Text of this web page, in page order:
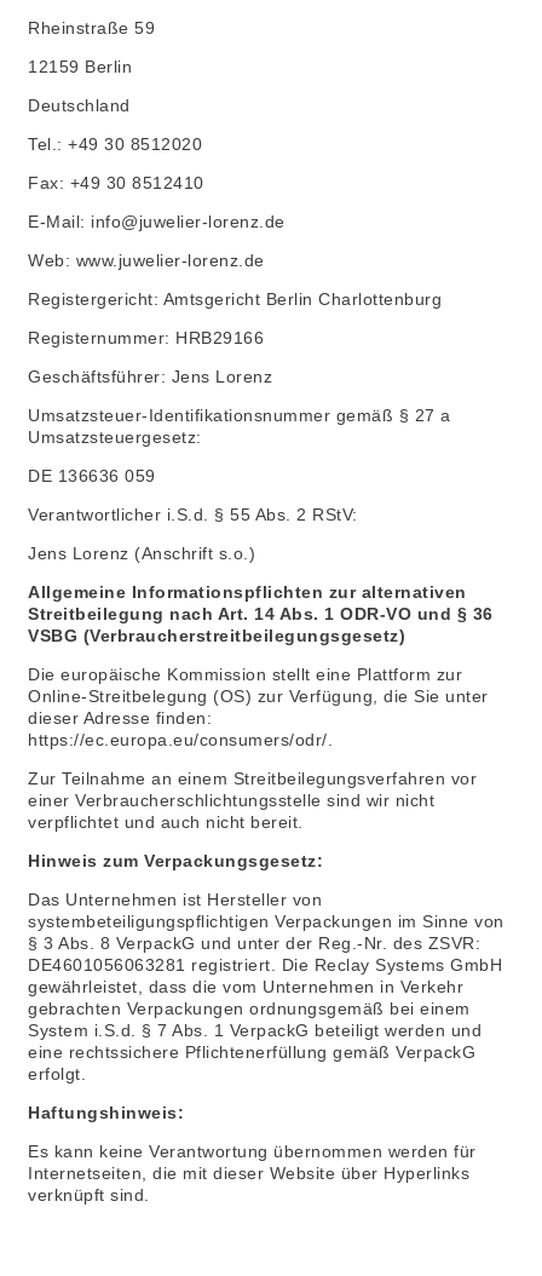
Rheinstraße 59
12159 Berlin
Deutschland
Tel.: +49 30 8512020
Fax: +49 30 8512410
E-Mail: info@juwelier-lorenz.de
Web: www.juwelier-lorenz.de
Registergericht: Amtsgericht Berlin Charlottenburg
Registernummer: HRB29166
Geschäftsführer: Jens Lorenz
Umsatzsteuer-Identifikationsnummer gemäß § 27 a
Umsatzsteuergesetz:
DE 136636 059
Verantwortlicher i.S.d. § 55 Abs. 2 RStV:
Jens Lorenz (Anschrift s.o.)
Allgemeine Informationspflichten zur alternativen
Streitbeilegung nach Art. 14 Abs. 1 ODR-VO und § 36
VSBG (Verbraucherstreitbeilegungsgesetz)
Die europäische Kommission stellt eine Plattform zur
Online-Streitbelegung (OS) zur Verfügung, die Sie unter
dieser Adresse finden:
https://ec.europa.eu/consumers/odr/.
Zur Teilnahme an einem Streitbeilegungsverfahren vor
einer Verbraucherschlichtungsstelle sind wir nicht
verpflichtet und auch nicht bereit.
Hinweis zum Verpackungsgesetz:
Das Unternehmen ist Hersteller von
systembeteiligungspflichtigen Verpackungen im Sinne von
§ 3 Abs. 8 VerpackG und unter der Reg.-Nr. des ZSVR:
DE4601056063281 registriert. Die Reclay Systems GmbH
gewährleistet, dass die vom Unternehmen in Verkehr
gebrachten Verpackungen ordnungsgemäß bei einem
System i.S.d. § 7 Abs. 1 VerpackG beteiligt werden und
eine rechtssichere Pflichtenerfüllung gemäß VerpackG
erfolgt.
Haftungshinweis:
Es kann keine Verantwortung übernommen werden für
Internetseiten, die mit dieser Website über Hyperlinks
verknüpft sind.